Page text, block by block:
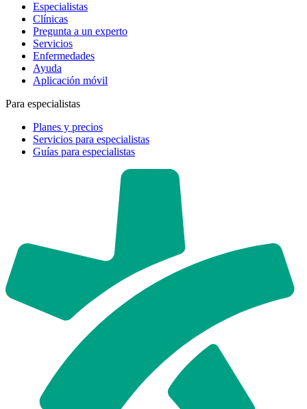
Especialistas
Clínicas
Pregunta a un experto
Servicios
Enfermedades
Ayuda
Aplicación móvil
Para especialistas
Planes y precios
Servicios para especialistas
Guías para especialistas